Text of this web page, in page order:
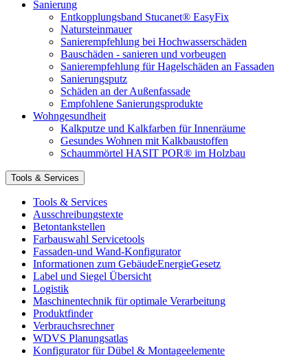
Sanierung
Entkopplungsband Stucanet® EasyFix
Natursteinmauer
Sanierempfehlung bei Hochwasserschäden
Bauschäden - sanieren und vorbeugen
Sanierempfehlung für Hagelschäden an Fassaden
Sanierungsputz
Schäden an der Außenfassade
Empfohlene Sanierungsprodukte
Wohngesundheit
Kalkputze und Kalkfarben für Innenräume
Gesundes Wohnen mit Kalkbaustoffen
Schaummörtel HASIT POR® im Holzbau
Tools & Services
Tools & Services
Ausschreibungstexte
Betontankstellen
Farbauswahl Servicetools
Fassaden-und Wand-Konfigurator
Informationen zum GebäudeEnergieGesetz
Label und Siegel Übersicht
Logistik
Maschinentechnik für optimale Verarbeitung
Produktfinder
Verbrauchsrechner
WDVS Planungsatlas
Konfigurator für Dübel & Montageelemente